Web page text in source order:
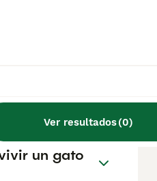
Ver resultados(0)
un
un gato